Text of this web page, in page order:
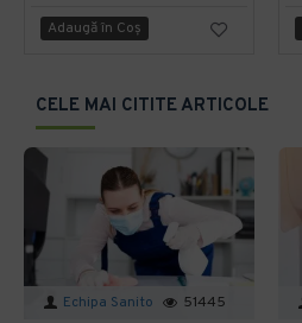
Adaugă în Coş
CELE MAI CITITE ARTICOLE
Echipa Sanito 51445